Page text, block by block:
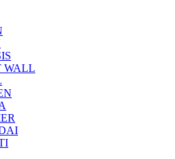
WALL